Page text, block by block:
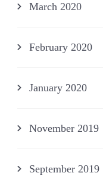
March 2020
February 2020
January 2020
November 2019
September 2019